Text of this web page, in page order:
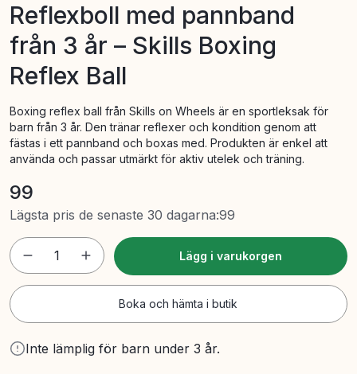
Reflexboll med pannband
från 3 år – Skills Boxing
Reflex Ball
Boxing reflex ball från Skills on Wheels är en sportleksak för
barn från 3 år. Den tränar reflexer och kondition genom att
fästas i ett pannband och boxas med. Produkten är enkel att
använda och passar utmärkt för aktiv utelek och träning.
99
Lägsta pris de senaste 30 dagarna:99
1 Lägg i varukorgen
Boka och hämta i butik
Inte lämplig för barn under 3 år.